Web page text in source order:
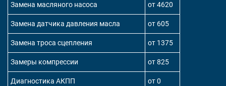
Замена масляного насоса от 4620
Замена датчика давления масла от 605
Замена троса сцепления от 1375
Замеры компрессии от 825
Диагностика АКПП от 0